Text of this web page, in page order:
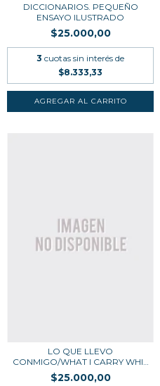
DICCIONARIOS. PEQUEÑO
ENSAYO ILUSTRADO
$25.000,00
3 cuotas sin interés de
$8.333,33
LO QUE LLEVO
CONMIGO/WHAT I CARRY WHIT
M...
$25.000,00